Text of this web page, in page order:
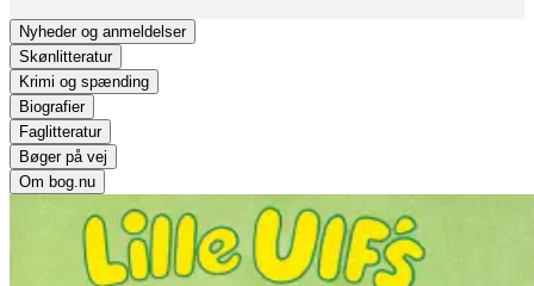
Nyhederog anmeldelser
Skønlitteratur
Krimi og spænding
Biografier
Faglitteratur
Bøger på vej
Om bog.nu